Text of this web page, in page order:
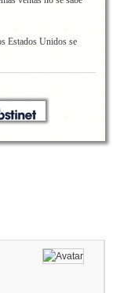
Estados Unidos se